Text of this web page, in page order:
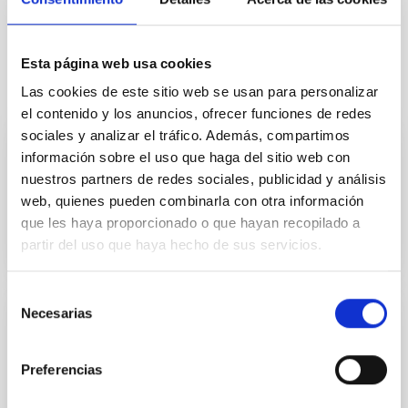
Esta página web usa cookies
Las cookies de este sitio web se usan para personalizar
el contenido y los anuncios, ofrecer funciones de redes
sociales y analizar el tráfico. Además, compartimos
información sobre el uso que haga del sitio web con
nuestros partners de redes sociales, publicidad y análisis
web, quienes pueden combinarla con otra información
que les haya proporcionado o que hayan recopilado a
partir del uso que haya hecho de sus servicios.
Necesarias
Preferencias
Investigación y Desarrollo
Te puede interesar
Diseño, desarrollo y verificación de
Circuitos Integrados
Diseño, fabricación y verificación de fibras